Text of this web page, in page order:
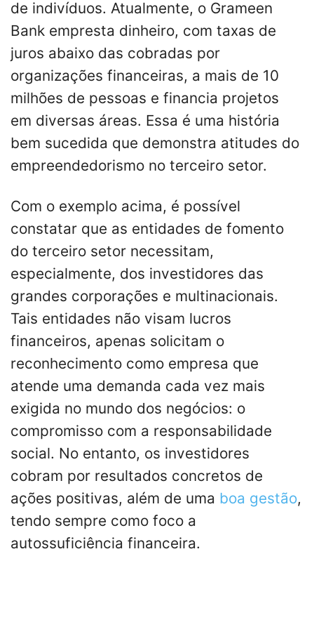
de indivíduos. Atualmente, o Grameen
Bank empresta dinheiro, com taxas de
juros abaixo das cobradas por
organizações financeiras, a mais de 10
milhões de pessoas e financia projetos
em diversas áreas. Essa é uma história
bem sucedida que demonstra atitudes do
empreendedorismo no terceiro setor.
Com o exemplo acima, é possível
constatar que as entidades de fomento
do terceiro setor necessitam,
especialmente, dos investidores das
grandes corporações e multinacionais.
Tais entidades não visam lucros
financeiros, apenas solicitam o
reconhecimento como empresa que
atende uma demanda cada vez mais
exigida no mundo dos negócios: o
compromisso com a responsabilidade
social. No entanto, os investidores
cobram por resultados concretos de
ações positivas, além de uma boa gestão,
tendo sempre como foco a
autossuficiência financeira.